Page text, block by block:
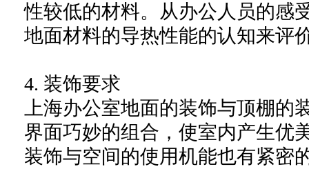
性较低的材料。从办公人员的感
地面材料的导热性能的认知来评
4. 装饰要求
上海办公室地面的装饰与顶棚
界面巧妙的组合，使室内产生优
装饰与空间的使用机能也有紧密